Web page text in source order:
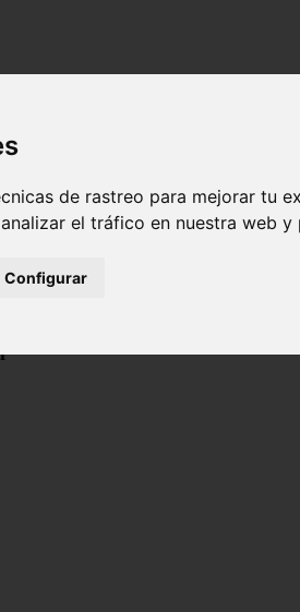
de rastreo para mejorar tu
el tráfico en nuestra web
Configurar
- Fanfics de Harry